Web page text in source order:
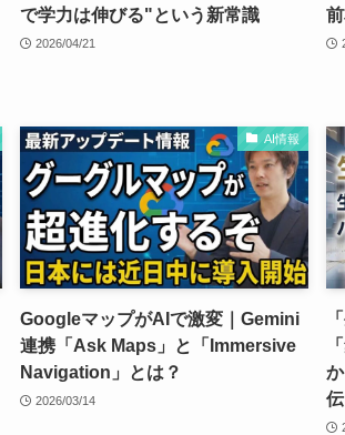
で学力は伸びる"という新常識
2026/04/21
AI情報
GoogleマップがAIで激変｜Gemini
連携「Ask Maps」と「Immersive
Navigation」とは？
2026/03/14